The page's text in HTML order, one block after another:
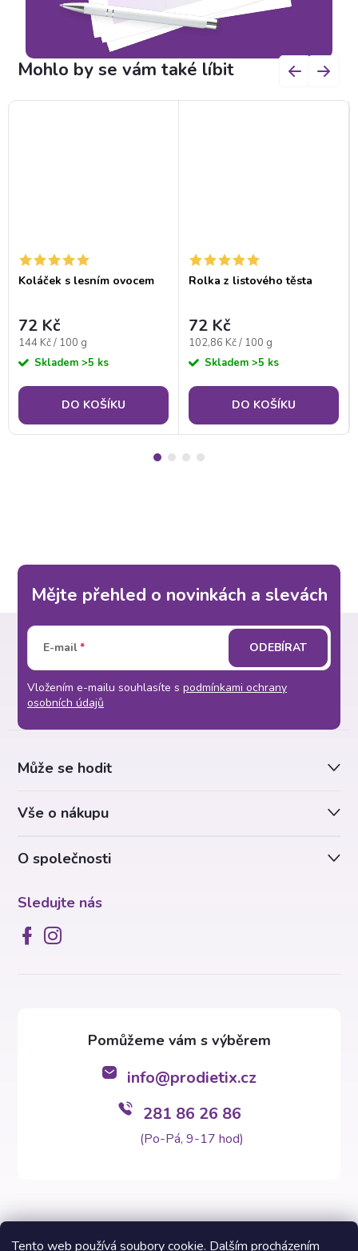
Tento web používá soubory cookie. Dalším procházením
Koláček s lesním ovocem
72 Kč
Měrná
cena:
144 Kč / 100 g
Skladem >5 ks
DO KOŠÍKU
Rolka z listového těsta
72 Kč
Měrná
cena:
102,86 Kč / 100 g
Skladem >5 ks
DO KOŠÍKU
Mějte přehled o novinkách a slevách
E-mail
Vložením e-mailu souhlasíte s podmínkami ochrany
osobních údajů
ODEBÍRAT
O společnosti
Sledujte nás
Může se hodit
Vše o nákupu
info@prodietix.cz
281 86 26 86
(Po-Pá, 9-17 hod)